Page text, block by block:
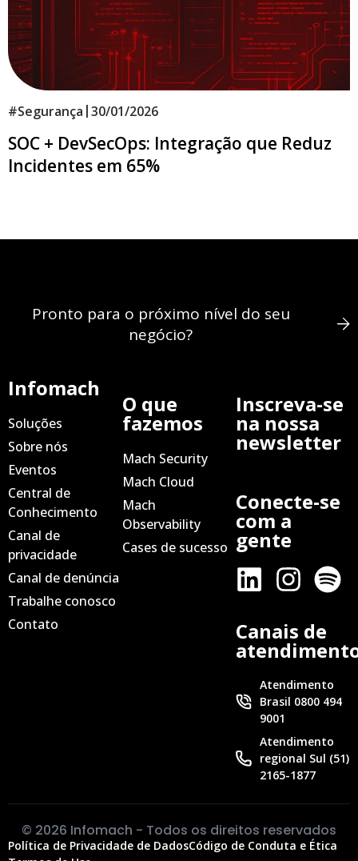
#Segurança |30/01/2026
SOC + DevSecOps: Integração que Reduz
Incidentes em 65%
Pronto para o próximo nível do seu
negócio?
Infomach
Soluções
Sobre nós
Eventos
Central de
Conhecimento
Canal de
privacidade
Canal de denúncia
Trabalhe conosco
Contato
O que
fazemos
Mach Security
Mach Cloud
Mach
Observability
Cases de sucesso
Inscreva-se
na nossa
newsletter
Conecte-se
com a
gente
Canais de
Atendimento
Brasil 0800 494
9001
Atendimento
regional Sul (51)
2165-1877
© 2026 Infomach - Todos os direitos reservados
Política de Privacidade de DadosCódigo de Conduta e Ética